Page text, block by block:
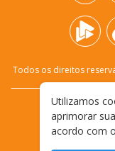
Todos os direitos
Utilizamos
aprimorar
acordo com o